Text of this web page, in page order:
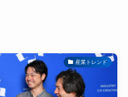
産業トレンド